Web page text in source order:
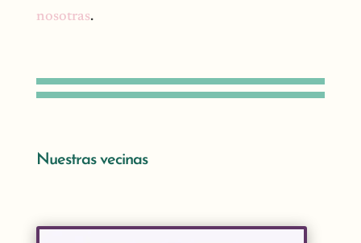
nosotras.
Nuestras vecinas